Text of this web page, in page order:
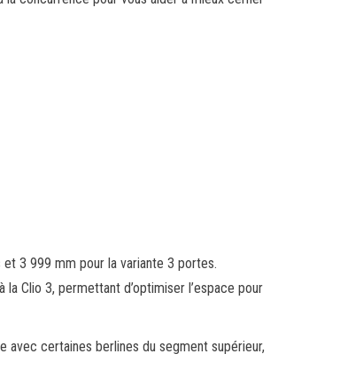
3 999 mm pour la variante 3 portes.
Clio 3, permettant d’optimiser l’espace pour
avec certaines berlines du segment supérieur,